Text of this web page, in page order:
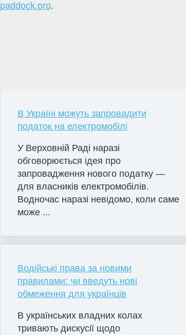
paddock.pro.
В Україні можуть запровадити
податок на електромобілі
У Верховній Раді наразі
обговорюється ідея про
запровадження нового податку —
для власників електромобілів.
Водночас наразі невідомо, коли саме
може ...
Водійські права за новими
правилами: чи введуть нові
обмеження для українців
В українських владних колах
тривають дискусії щодо